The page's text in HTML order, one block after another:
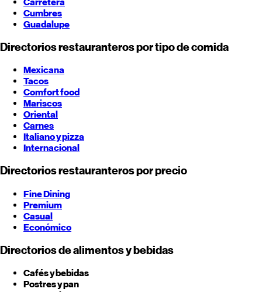
Cumbres
Guadalupe
Directorios restauranteros por tipo de comida
Mexicana
Tacos
Comfort food
Mariscos
Oriental
Carnes
Italiano y pizza
Internacional
Directorios restauranteros por precio
Fine Dining
Premium
Casual
Económico
Directorios de alimentos y bebidas
Cafés y bebidas
Postres y pan